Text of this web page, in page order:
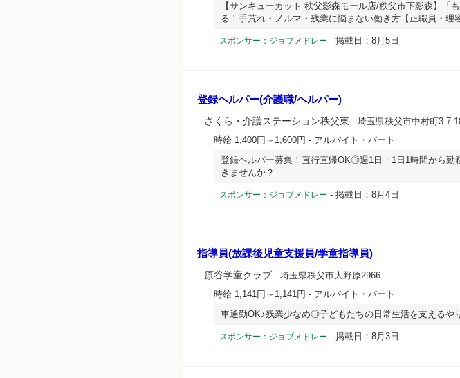
【サンキューカット 秩父影森モール店/秩父市下影森】「
る！手荒れ・ノルマ・残業に悩まない働き方【正職員・理
スポンサー：ジョブメドレー - 掲載日：8月5日
登録ヘルパー(介護職/ヘルパー)
さくら・介護ステーション秩父東 - 埼玉県秩父市中村町3-7-
時給 1,400円～1,600円 - アルバイト・パート
登録ヘルパー募集！直行直帰OK◎週1日・1日1時間から勤
きませんか？
スポンサー：ジョブメドレー - 掲載日：8月4日
指導員(放課後児童支援員/学童指導員)
原谷学童クラブ - 埼玉県秩父市大野原2966
時給 1,141円～1,141円 - アルバイト・パート
車通勤OK♪残業少なめ◎子どもたちの日常生活を支えるや
スポンサー：ジョブメドレー - 掲載日：8月3日